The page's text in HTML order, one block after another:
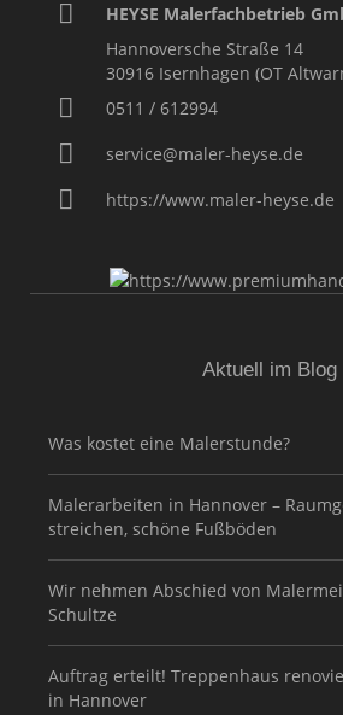
HEYSE Malerfachbetrieb
Hannoversche Straße 14
30916 Isernhagen (OT
0511 / 612994
service@maler-heyse.de
https://www.maler-heyse.de
Aktuell im Blog
Was kostet eine Malerstunde?
Malerarbeiten in Hannover –
streichen, schöne Fußböden
Wir nehmen Abschied von
Schultze
Auftrag erteilt! Treppenhaus
in Hannover